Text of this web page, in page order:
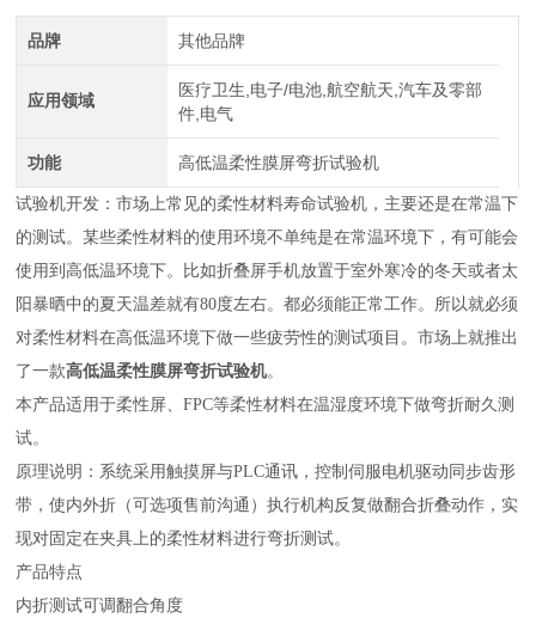
品牌 其他品牌
应用领域
医疗卫生,电子/电池,航空航天,汽车及零部
件,电气
功能 高低温柔性膜屏弯折试验机
试验机开发：市场上常见的柔性材料寿命试验机，主要还是在常温下
的测试。某些柔性材料的使用环境不单纯是在常温环境下，有可能会
使用到高低温环境下。比如折叠屏手机放置于室外寒冷的冬天或者太
阳暴晒中的夏天温差就有80度左右。都必须能正常工作。所以就必须
对柔性材料在高低温环境下做一些疲劳性的测试项目。市场上就推出
了一款高低温柔性膜屏弯折试验机。
本产品适用于柔性屏、FPC等柔性材料在温湿度环境下做弯折耐久测
试。
原理说明：系统采用触摸屏与PLC通讯，控制伺服电机驱动同步齿形
带，使内外折（可选项售前沟通）执行机构反复做翻合折叠动作，实
现对固定在夹具上的柔性材料进行弯折测试。
产品特点
内折测试可调翻合角度